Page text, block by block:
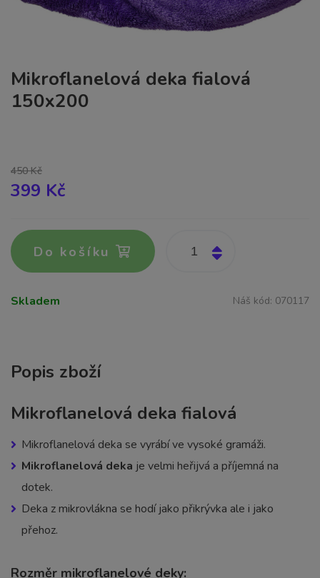
Mikroflanelová deka fialová
150x200
450 Kč
399 Kč
Do košíku
Skladem Náš kód: 070117
Popis zboží
Mikroflanelová deka fialová
Mikroflanelová deka se vyrábí ve vysoké gramáži.
Mikroflanelová deka je velmi heřijvá a příjemná na
dotek.
Deka z mikrovlákna se hodí jako přikrývka ale i jako
přehoz.
Rozměr mikroflanelové deky: